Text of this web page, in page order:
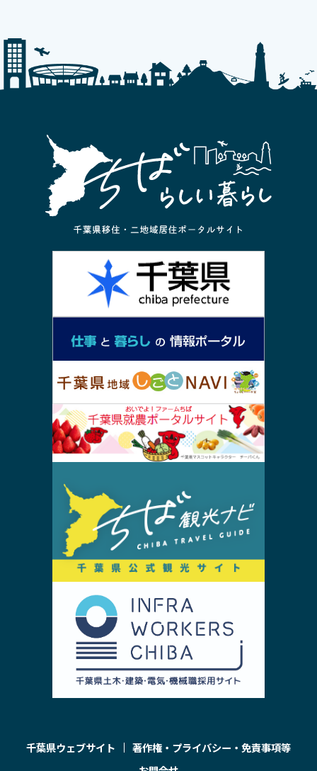
千葉県ウェブサイト
著作権・プライバシー・免責事項等